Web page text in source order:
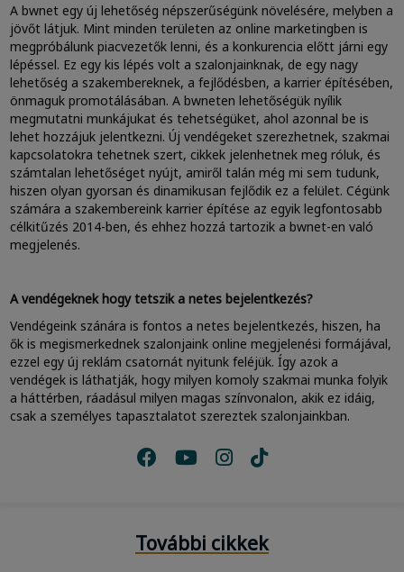
A bwnet egy új lehetőség népszerűségünk növelésére, melyben a
jövőt látjuk. Mint minden területen az online marketingben is
megpróbálunk piacvezetők lenni, és a konkurencia előtt járni egy
lépéssel. Ez egy kis lépés volt a szalonjainknak, de egy nagy
lehetőség a szakembereknek, a fejlődésben, a karrier építésében,
önmaguk promotálásában. A bwneten lehetőségük nyílik
megmutatni munkájukat és tehetségüket, ahol azonnal be is
lehet hozzájuk jelentkezni. Új vendégeket szerezhetnek, szakmai
kapcsolatokra tehetnek szert, cikkek jelenhetnek meg róluk, és
számtalan lehetőséget nyújt, amiről talán még mi sem tudunk,
hiszen olyan gyorsan és dinamikusan fejlődik ez a felület. Cégünk
számára a szakembereink karrier építése az egyik legfontosabb
célkitűzés 2014-ben, és ehhez hozzá tartozik a bwnet-en való
megjelenés.
A vendégeknek hogy tetszik a netes bejelentkezés?
Vendégeink szánára is fontos a netes bejelentkezés, hiszen, ha
ők is megismerkednek szalonjaink online megjelenési formájával,
ezzel egy új reklám csatornát nyitunk feléjük. Így azok a
vendégek is láthatják, hogy milyen komoly szakmai munka folyik
a háttérben, ráadásul milyen magas színvonalon, akik ez idáig,
csak a személyes tapasztalatot szereztek szalonjainkban.
További cikkek